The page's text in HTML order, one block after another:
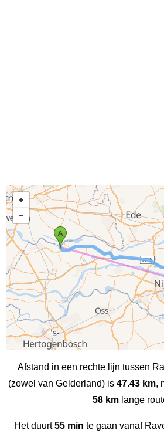
Afstand in een rechte lijn tussen
(zowel van Gelderland) is 47.43 km,
58 kmlange
Het duurt55 min te gaan vanaf